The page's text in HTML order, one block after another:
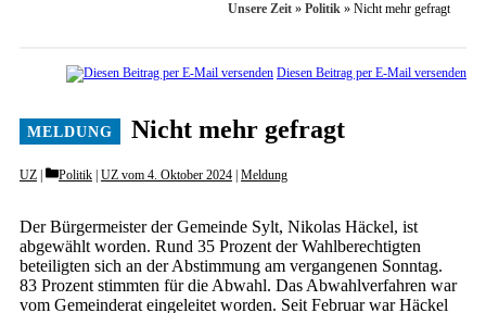
Unsere Zeit » Politik » Nicht mehr gefragt
Diesen Beitrag per E-Mail versenden
Nicht mehr gefragt
UZ Categories
Politik UZ vom 4. Oktober 2024 Meldung
Der Bürgermeister der Gemeinde Sylt, Nikolas Häckel, ist
abgewählt worden. Rund 35 Prozent der Wahlberechtigten
beteiligten sich an der Abstimmung am vergangenen Sonntag.
83 Prozent stimmten für die Abwahl. Das Abwahlverfahren war
vom Gemeinderat eingeleitet worden. Seit Februar war Häckel